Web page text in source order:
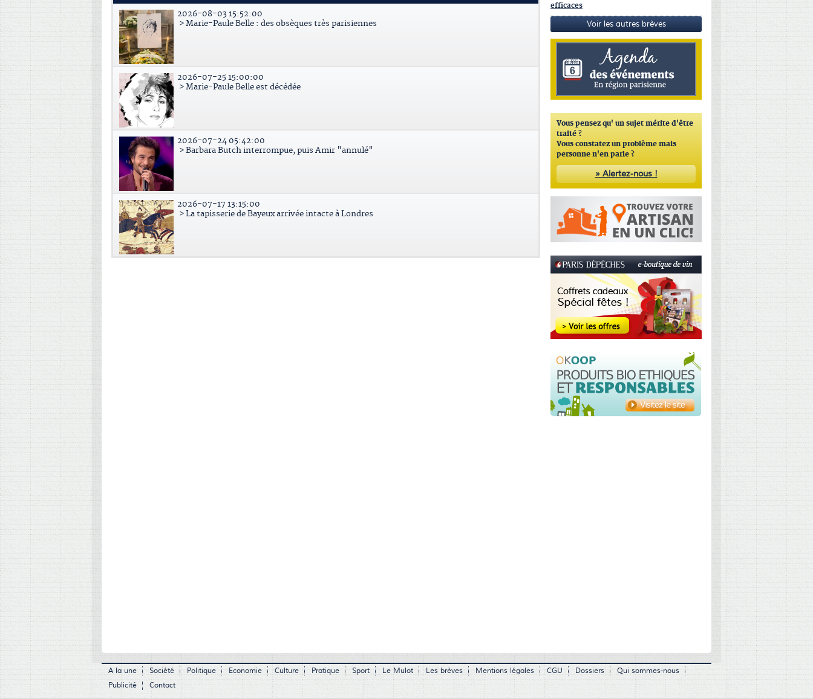
2026-08-03 15:52:00
> Marie-Paule Belle : des obsèques très parisiennes
2026-07-25 15:00:00
> Marie-Paule Belle est décédée
2026-07-24 05:42:00
> Barbara Butch interrompue, puis Amir "annulé"
2026-07-17 13:15:00
> La tapisserie de Bayeux arrivée intacte à Londres
efficaces
Voir les autres brèves
Vous pensez qu' un sujet mérite d'être
traité ?
Vous constatez un problème mais
personne n'en parle ?
» Alertez-nous !
A la une Société Politique Economie Culture Pratique Sport Le Mulot Les brèves Mentions légales CGU Dossiers
Qui sommes-nous
Publicité
Contact